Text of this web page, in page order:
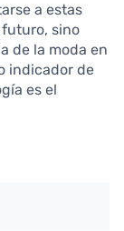
a estas
sino
de la moda en
indicador de
es el